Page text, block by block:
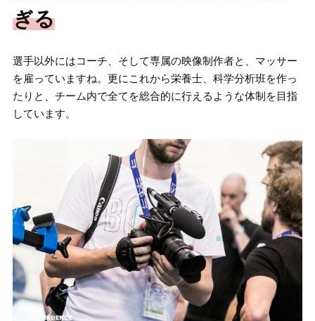
ぎる
選手以外にはコーチ、そして専属の映像制作者と、マッサー
を雇っていますね。更にこれから栄養士、科学分析班を作っ
たりと、チーム内で全てを総合的に行えるような体制を目指
しています。